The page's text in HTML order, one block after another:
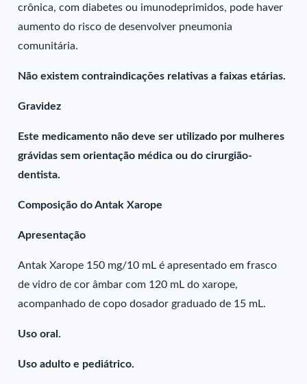
crônica, com diabetes ou imunodeprimidos, pode haver
aumento do risco de desenvolver pneumonia
comunitária.
Não existem contraindicações relativas a faixas etárias.
Gravidez
Este medicamento não deve ser utilizado por mulheres
grávidas sem orientação médica ou do cirurgião-
dentista.
Composição do Antak Xarope
Apresentação
Antak Xarope 150 mg/10 mL é apresentado em frasco
de vidro de cor âmbar com 120 mL do xarope,
acompanhado de copo dosador graduado de 15 mL.
Uso oral.
Uso adulto e pediátrico.